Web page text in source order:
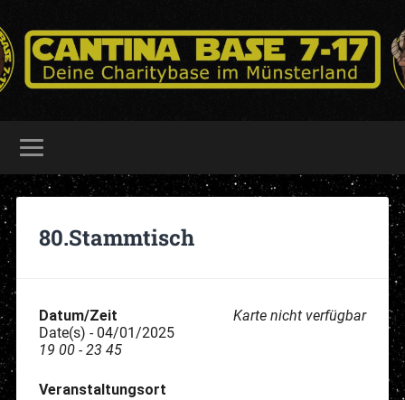
80.Stammtisch
Karte nicht verfügbar
Datum/Zeit
Date(s) - 04/01/2025
19 00 - 23 45
Veranstaltungsort